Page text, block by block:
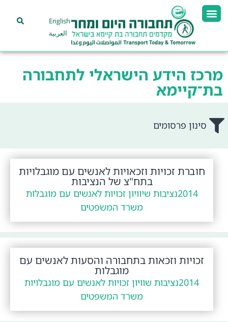
English
العربية
מרכז הידע הישראלי לתחבורה
בת־קיימא
סינון פרסומים
חוברת זכויות וזכאויות לאנשים עם מוגבלויות
בתח"צ של הנציבות
2014נציבות שיוויון זכויות לאנשים עם מוגבלות
משרד המשפטים
זכויות וזכאות בתחבורה והסעות לאנשים עם
מוגבלות
2014נציבות שוויון זכויות לאנשים עם מוגבלויות
משרד המשפטים